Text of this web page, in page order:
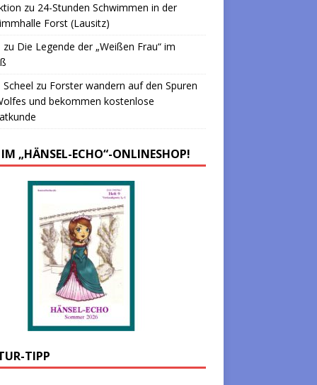
zu 24-Stunden Schwimmen in der
Forst (Lausitz)
zu Die Legende der „Weißen Frau“ im
Scheel zu Forster wandern auf den Spuren
und bekommen kostenlose
„HÄNSEL-ECHO“-ONLINESHOP!
TIPP